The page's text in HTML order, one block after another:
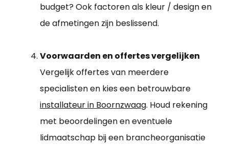
budget? Ook factoren als kleur / design en
de afmetingen zijn beslissend.
Voorwaarden en offertes vergelijken
Vergelijk offertes van meerdere
specialisten en kies een betrouwbare
installateur in Boornzwaag. Houd rekening
met beoordelingen en eventuele
lidmaatschap bij een brancheorganisatie